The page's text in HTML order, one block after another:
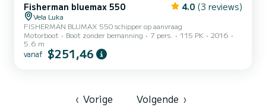
Fisherman bluemax 550 4.0 (3 reviews)
Vela Luka
FISHERMAN BLUMAX 550 schipper op aanvraag
Motorboot
Boot zonder bemanning 7 pers. 115 PK
2016
5.6 m
vanaf $251,46
‹ Vorige Volgende ›